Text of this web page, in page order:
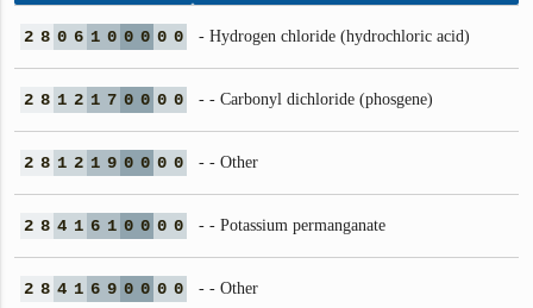
2 8 0 6 1 0 0 0 0 0 - Hydrogen chloride (hydrochloric acid)
2 8 1 2 1 7 0 0 0 0 - - Carbonyl dichloride (phosgene)
2 8 1 2 1 9 0 0 0 0 - - Other
2 8 4 1 6 1 0 0 0 0 - - Potassium permanganate
2 8 4 1 6 9 0 0 0 0 - - Other